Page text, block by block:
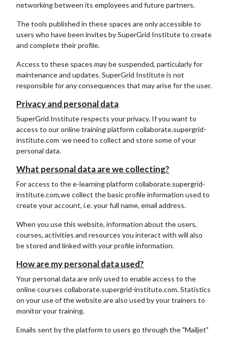
networking between its employees and future partners.
The tools published in these spaces are only accessible to
users who have been invites by SuperGrid Institute to create
and complete their profile.
Access to these spaces may be suspended, particularly for
maintenance and updates. SuperGrid Institute is not
responsible for any consequences that may arise for the user.
Privacy and personal data
SuperGrid Institute respects your privacy. If you want to
access to our online training platform collaborate.supergrid-
institute.com we need to collect and store some of your
personal data.
What personal data are we collecting?
For access to the e-learning platform collaborate.supergrid-
institute.com,we collect the basic profile information used to
create your account, i.e. your full name, email address.
When you use this website, information about the users,
courses, activities and resources you interact with will also
be stored and linked with your profile information.
How are my personal data used?
Your personal data are only used to enable access to the
online courses collaborate.supergrid-institute.com. Statistics
on your use of the website are also used by your trainers to
monitor your training.
Emails sent by the platform to users go through the "Mailjet"